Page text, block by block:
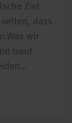
Ziel
dass
wir
traut